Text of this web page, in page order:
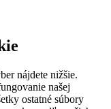
nájdete nižšie.
našej
ostatné súbory